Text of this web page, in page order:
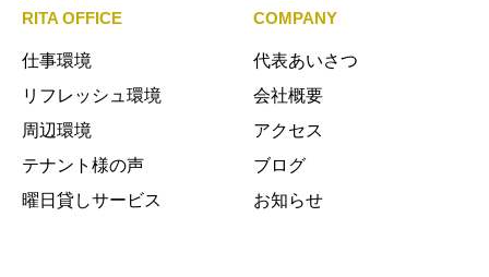
RITA OFFICE
仕事環境
リフレッシュ環境
周辺環境
テナント様の声
曜日貸しサービス
COMPANY
代表あいさつ
会社概要
アクセス
ブログ
お知らせ